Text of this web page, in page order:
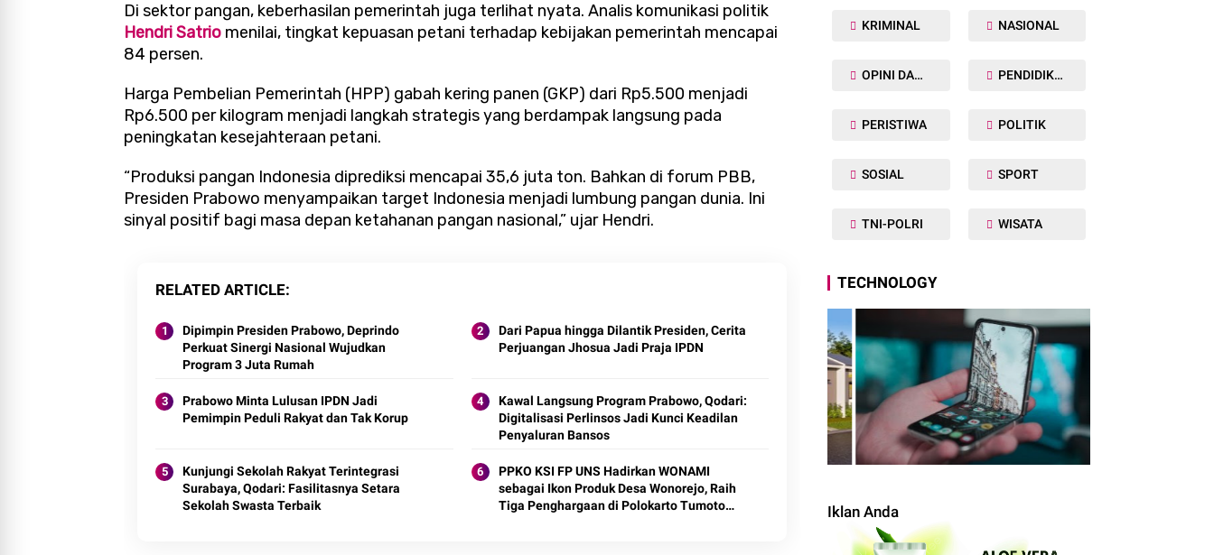
Di sektor pangan, keberhasilan pemerintah juga terlihat nyata. Analis komunikasi politik
Hendri Satrio menilai, tingkat kepuasan petani terhadap kebijakan pemerintah mencapai
84 persen.
Harga Pembelian Pemerintah (HPP) gabah kering panen (GKP) dari Rp5.500 menjadi
Rp6.500 per kilogram menjadi langkah strategis yang berdampak langsung pada
peningkatan kesejahteraan petani.
“Produksi pangan Indonesia diprediksi mencapai 35,6 juta ton. Bahkan di forum PBB,
Presiden Prabowo menyampaikan target Indonesia menjadi lumbung pangan dunia. Ini
sinyal positif bagi masa depan ketahanan pangan nasional,” ujar Hendri.
RELATED ARTICLE
Dipimpin Presiden Prabowo, Deprindo
Perkuat Sinergi Nasional Wujudkan
Program 3 Juta Rumah
Dari Papua hingga Dilantik Presiden, Cerita
Perjuangan Jhosua Jadi Praja IPDN
Prabowo Minta Lulusan IPDN Jadi
Pemimpin Peduli Rakyat dan Tak Korup
Kawal Langsung Program Prabowo, Qodari:
Digitalisasi Perlinsos Jadi Kunci Keadilan
Penyaluran Bansos
Kunjungi Sekolah Rakyat Terintegrasi
Surabaya, Qodari: Fasilitasnya Setara
Sekolah Swasta Terbaik
PPKO KSI FP UNS Hadirkan WONAMI
sebagai Ikon Produk Desa Wonorejo, Raih
Tiga Penghargaan di Polokarto Tumoto
KRIMINAL NASIONAL
OPINI DAN ARTIKEL PENDIDIKAN
PERISTIWA POLITIK
SOSIAL SPORT
TNI-POLRI WISATA
TECHNOLOGY
Iklan Anda